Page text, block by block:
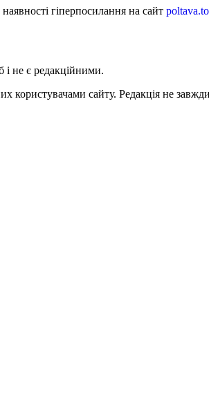
гіперпосилання на сайт poltava.to
і не є редакційними.
користувачами сайту. Редакція не